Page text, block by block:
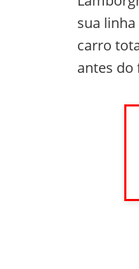
sua
carro
antes do